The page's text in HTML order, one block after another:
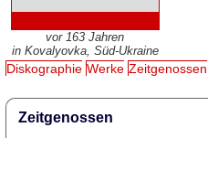
vor 163 Jahren
in Kovalyovka, Süd-Ukraine
Diskographie Werke Zeitgenossen
Zeitgenossen